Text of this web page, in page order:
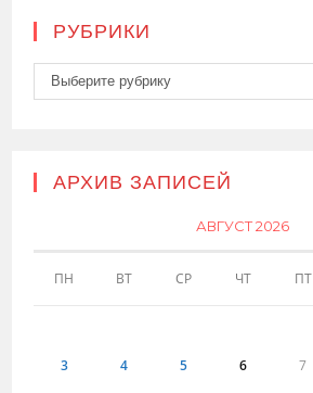
РУБРИКИ
Рубрики
Выберите рубрику
АРХИВ ЗАПИСЕЙ
АВГУСТ 2026
ПН ВТ СР ЧТ ПТ
3 4 5 6 7